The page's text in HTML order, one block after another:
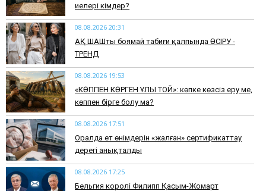
иелері кімдер?
08.08.2026 20:31
АҚ ШАШты боямай табиғи қалпында ӨСІРУ -
ТРЕНД
08.08.2026 19:53
​«КӨППЕН КӨРГЕН ҰЛЫ ТОЙ»: көпке көзсіз еру ме,
көппен бірге болу ма?
08.08.2026 17:51
Оралда ет өнімдерін «жалған» сертификаттау
дерегі анықталды
08.08.2026 17:25
Бельгия королі Филипп Қасым-Жомарт